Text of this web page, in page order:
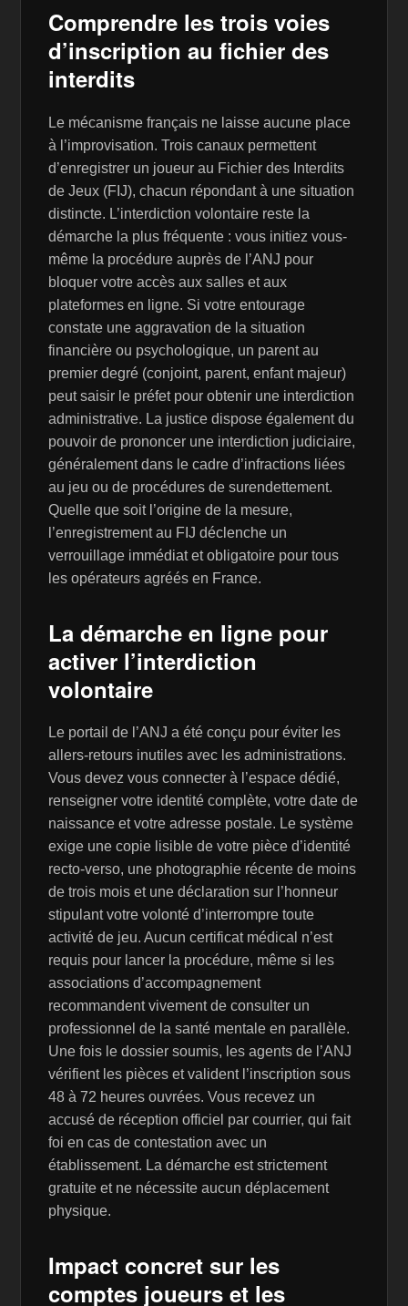
Comprendre les trois voies
d’inscription au fichier des
interdits
Le mécanisme français ne laisse aucune place
à l’improvisation. Trois canaux permettent
d’enregistrer un joueur au Fichier des Interdits
de Jeux (FIJ), chacun répondant à une situation
distincte. L’interdiction volontaire reste la
démarche la plus fréquente : vous initiez vous-
même la procédure auprès de l’ANJ pour
bloquer votre accès aux salles et aux
plateformes en ligne. Si votre entourage
constate une aggravation de la situation
financière ou psychologique, un parent au
premier degré (conjoint, parent, enfant majeur)
peut saisir le préfet pour obtenir une interdiction
administrative. La justice dispose également du
pouvoir de prononcer une interdiction judiciaire,
généralement dans le cadre d’infractions liées
au jeu ou de procédures de surendettement.
Quelle que soit l’origine de la mesure,
l’enregistrement au FIJ déclenche un
verrouillage immédiat et obligatoire pour tous
les opérateurs agréés en France.
La démarche en ligne pour
activer l’interdiction
volontaire
Le portail de l’ANJ a été conçu pour éviter les
allers-retours inutiles avec les administrations.
Vous devez vous connecter à l’espace dédié,
renseigner votre identité complète, votre date de
naissance et votre adresse postale. Le système
exige une copie lisible de votre pièce d’identité
recto-verso, une photographie récente de moins
de trois mois et une déclaration sur l’honneur
stipulant votre volonté d’interrompre toute
activité de jeu. Aucun certificat médical n’est
requis pour lancer la procédure, même si les
associations d’accompagnement
recommandent vivement de consulter un
professionnel de la santé mentale en parallèle.
Une fois le dossier soumis, les agents de l’ANJ
vérifient les pièces et valident l’inscription sous
48 à 72 heures ouvrées. Vous recevez un
accusé de réception officiel par courrier, qui fait
foi en cas de contestation avec un
établissement. La démarche est strictement
gratuite et ne nécessite aucun déplacement
physique.
Impact concret sur les
comptes joueurs et les